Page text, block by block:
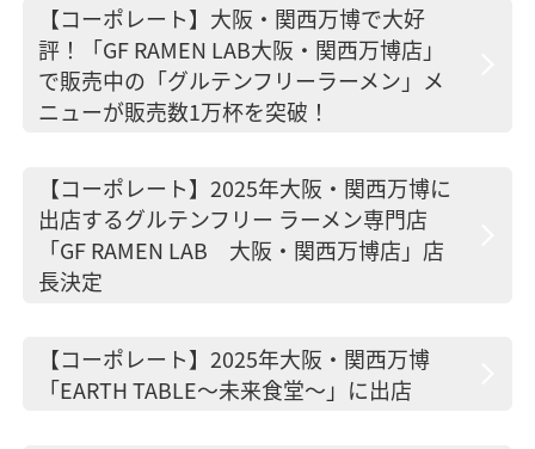
【コーポレート】大阪・関西万博で大好
評！「GF RAMEN LAB大阪・関西万博店」
で販売中の「グルテンフリーラーメン」メ
ニューが販売数1万杯を突破！
【コーポレート】2025年大阪・関西万博に
出店するグルテンフリー ラーメン専門店
「GF RAMEN LAB 大阪・関西万博店」店
長決定
【コーポレート】2025年大阪・関西万博
「EARTH TABLE～未来食堂～」に出店